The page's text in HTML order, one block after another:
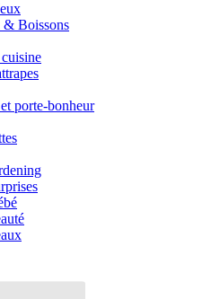
& Boissons
porte-bonheur